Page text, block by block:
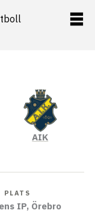
AIK
PLATS
IP, Örebro